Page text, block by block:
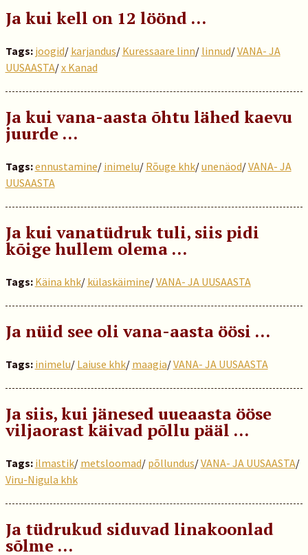
Ja kui kell on 12 löönd …
Tags: joogid/ karjandus/ Kuressaare linn/ linnud/VANA- JA
UUSAASTA/x Kanad
Ja kui vana-aasta õhtu lähed kaevu
juurde …
Tags:ennustamine/ inimelu/ Rõuge khk/unenäod/VANA- JA
UUSAASTA
Ja kui vanatüdruk tuli, siis pidi
kõige hullem olema …
Tags: Käina khk/ külaskäimine/VANA- JA UUSAASTA
Ja nüid see oli vana-aasta öösi …
Tags: inimelu/ Laiuse khk/ maagia/VANA- JA UUSAASTA
Ja siis, kui jänesed uueaasta ööse
viljaorast käivad põllu pääl …
Tags: ilmastik/ metsloomad/ põllundus/VANA- JA UUSAASTA/
Viru-Nigula khk
Ja tüdrukud siduvad linakoonlad
sõlme …